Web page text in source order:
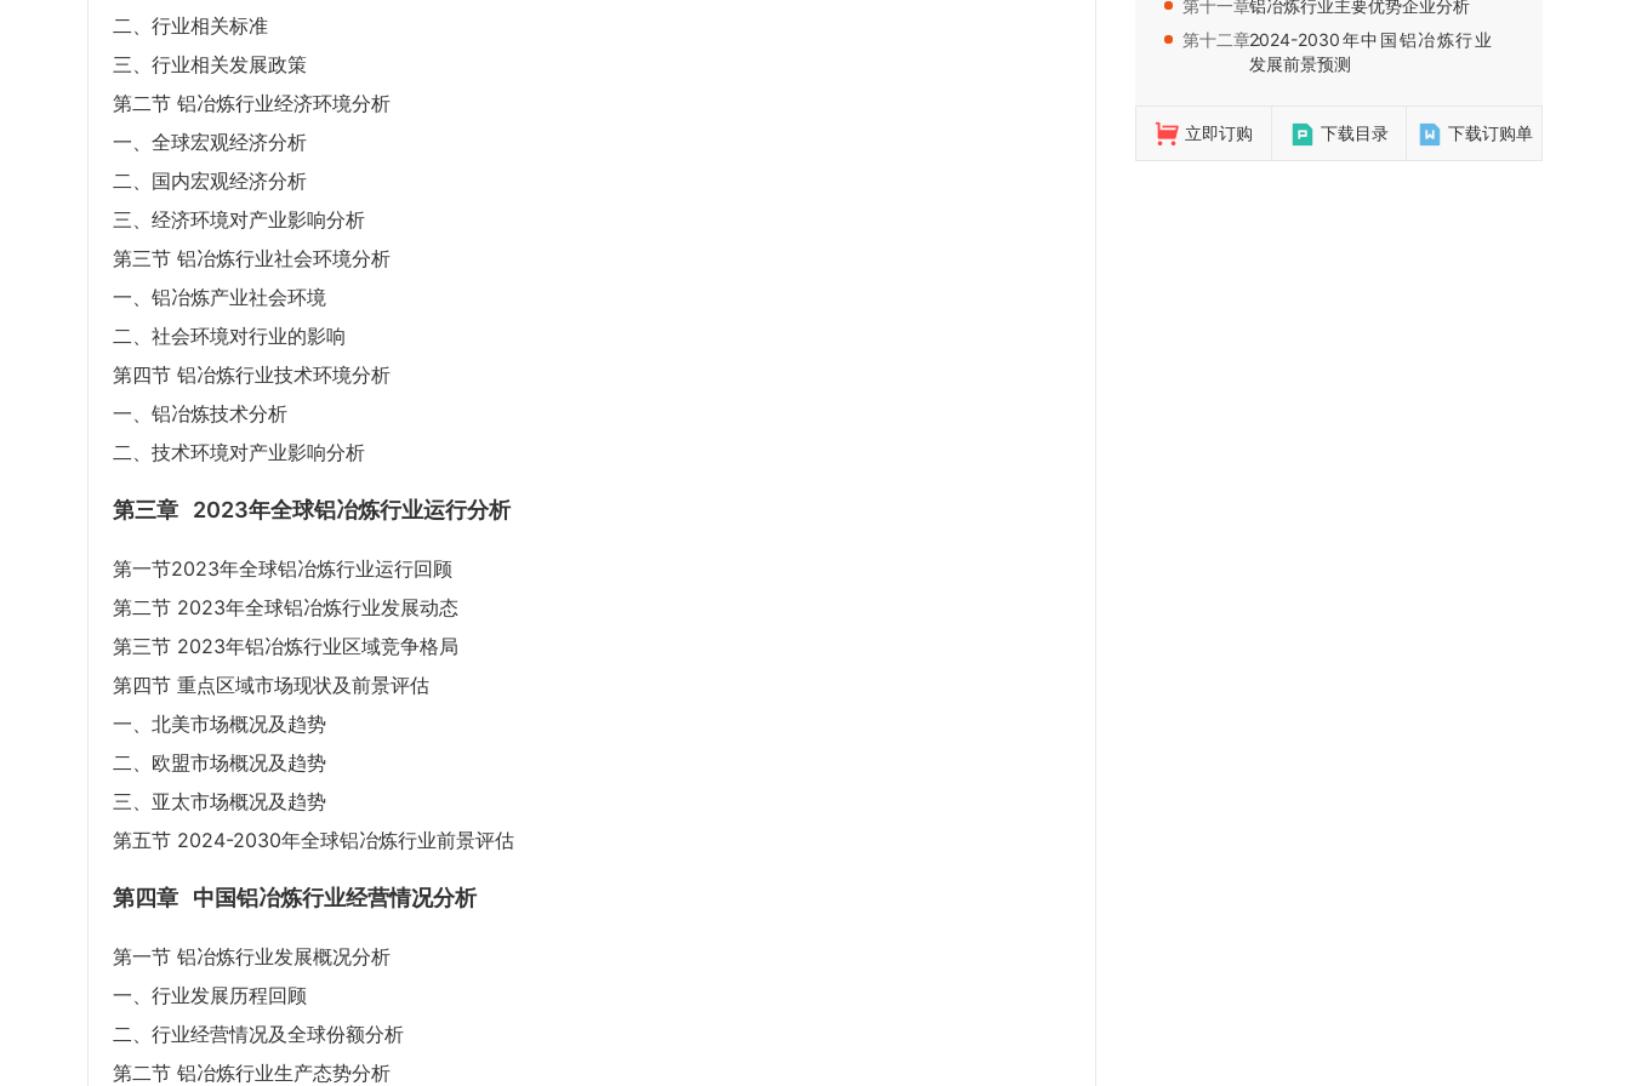
二、行业相关标准
三、行业相关发展政策
第二节 铝冶炼行业经济环境分析
一、全球宏观经济分析
二、国内宏观经济分析
三、经济环境对产业影响分析
第三节 铝冶炼行业社会环境分析
一、铝冶炼产业社会环境
二、社会环境对行业的影响
第四节 铝冶炼行业技术环境分析
一、铝冶炼技术分析
二、技术环境对产业影响分析
第三章 2023年全球铝冶炼行业运行分析
第一节2023年全球铝冶炼行业运行回顾
第二节 2023年全球铝冶炼行业发展动态
第三节 2023年铝冶炼行业区域竞争格局
第四节 重点区域市场现状及前景评估
一、北美市场概况及趋势
二、欧盟市场概况及趋势
三、亚太市场概况及趋势
第五节 2024-2030年全球铝冶炼行业前景评估
第四章 中国铝冶炼行业经营情况分析
第一节 铝冶炼行业发展概况分析
一、行业发展历程回顾
二、行业经营情况及全球份额分析
第二节 铝冶炼行业生产态势分析
第十一章：铝冶炼行业主要优势企业分析
第十二章：2024-2030年中国铝冶炼行业
发展前景预测
立即订购 下载目录 下载订购单